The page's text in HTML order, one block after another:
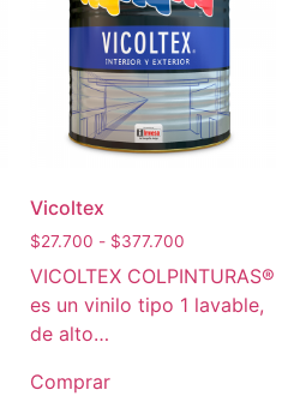
Vicoltex
$27.700 - $377.700
VICOLTEX COLPINTURAS®
es un vinilo tipo 1 lavable,
de alto…
Comprar